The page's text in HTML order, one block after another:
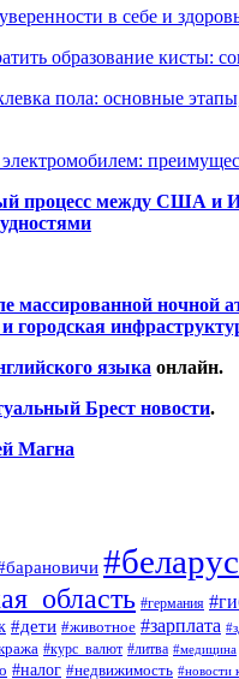
в себе и
образование кисты:
пола: основные
процесс между США и
массированной ночной
городская
языка онлайн.
Брест новости.
Магна
#германия
#дети #животное #зарплата
#курс_валют #литва #медицина
#налог #недвижимость #новости